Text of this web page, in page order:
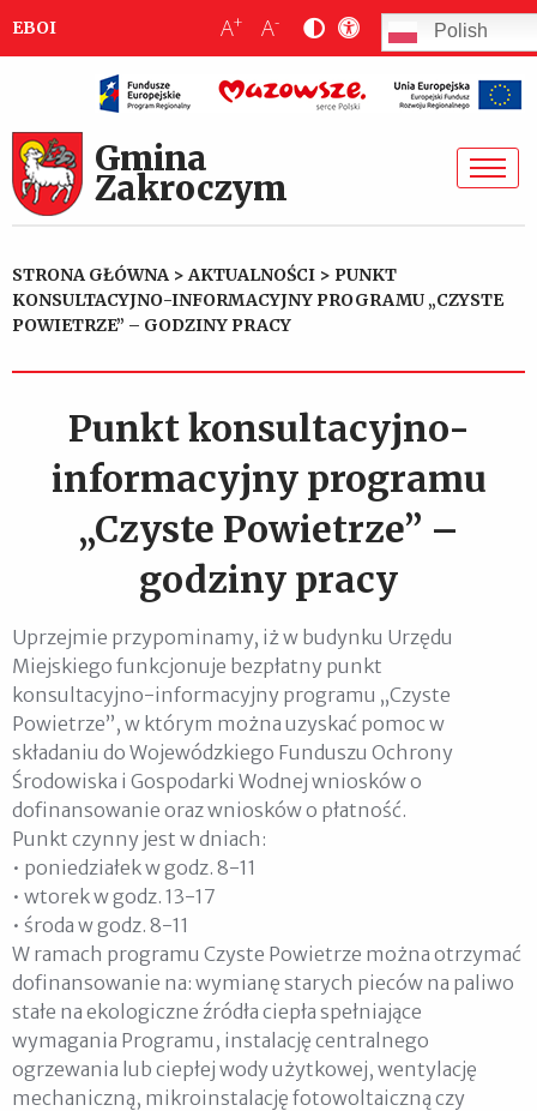
EBOI A+ A- Polish
Gmina
Zakroczym
STRONA GŁÓWNA >AKTUALNOŚCI > PUNKT
KONSULTACYJNO-INFORMACYJNY PROGRAMU „CZYSTE
POWIETRZE” – GODZINY PRACY
Punkt konsultacyjno-
informacyjny programu
„Czyste Powietrze” –
godziny pracy
Uprzejmie przypominamy, iż w budynku Urzędu
Miejskiego funkcjonuje bezpłatny punkt
konsultacyjno-informacyjny programu „Czyste
Powietrze”, w którym można uzyskać pomoc w
składaniu do Wojewódzkiego Funduszu Ochrony
Środowiska i Gospodarki Wodnej wniosków o
dofinansowanie oraz wniosków o płatność.
Punkt czynny jest w dniach:
• poniedziałek w godz. 8-11
• wtorek w godz. 13-17
• środa w godz. 8-11
W ramach programu Czyste Powietrze można otrzymać
dofinansowanie na: wymianę starych pieców na paliwo
stałe na ekologiczne źródła ciepła spełniające
wymagania Programu, instalację centralnego
ogrzewania lub ciepłej wody użytkowej, wentylację
mechaniczną, mikroinstalację fotowoltaiczną czy